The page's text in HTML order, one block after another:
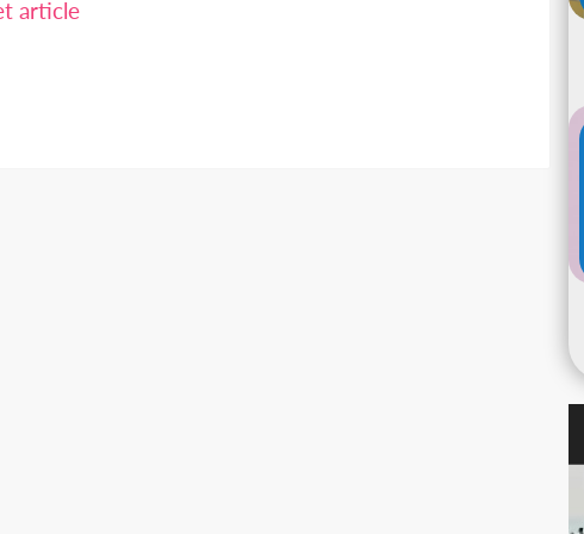
article